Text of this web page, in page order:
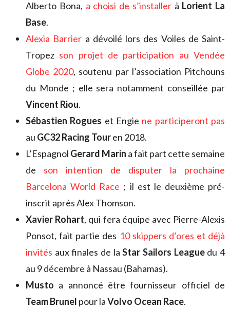
Alberto Bona, a choisi de s’installerà Lorient La
Base.
Alexia Barrier a dévoilé lors des Voiles de Saint-
Tropez son projet de participation au Vendée
Globe 2020, soutenu par l’association Pitchouns
du Monde ; elle sera notamment conseillée par
Vincent Riou.
Sébastien Rogues et Engie ne participeront pas
au GC32 Racing Touren 2018.
L’Espagnol Gerard Marin a fait part cette semaine
de son intention de disputer la prochaine
Barcelona World Race ; il est le deuxième pré-
inscrit après Alex Thomson.
Xavier Rohart, qui fera équipe avec Pierre-Alexis
Ponsot, fait partie des 10 skippers d’ores et déjà
invités aux finales de laStar Sailors Leaguedu 4
au 9 décembre à Nassau (Bahamas).
Musto a annoncé être fournisseur officiel de
Team Brunel pour laVolvo Ocean Race.